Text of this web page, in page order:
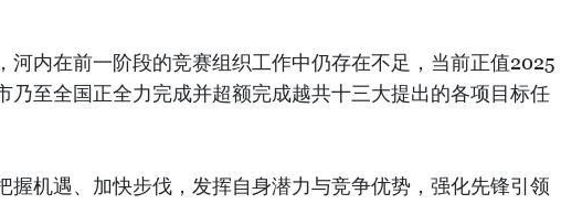
河内在前一阶段的竞赛组织工作中仍存在不足，当前正值2025
乃至全国正全力完成并超额完成越共十三大提出的各项目标任
握机遇、加快步伐，发挥自身潜力与竞争优势，强化先锋引领